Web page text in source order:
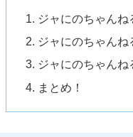
ジャにのちゃんね
ジャにのちゃんね
ジャにのちゃんね
まとめ！